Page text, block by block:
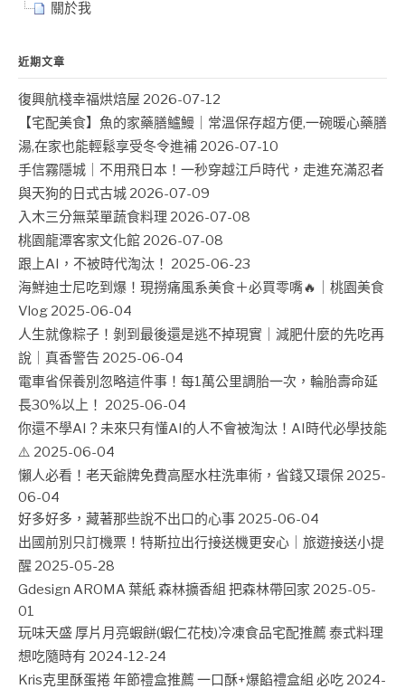
關於我
近期文章
復興航棧幸福烘焙屋 2026-07-12
【宅配美食】魚的家藥膳鱸鰻｜常溫保存超方便,一碗暖心藥膳
湯,在家也能輕鬆享受冬令進補 2026-07-10
手信霧隱城｜不用飛日本！一秒穿越江戶時代，走進充滿忍者
與天狗的日式古城 2026-07-09
入木三分無菜單蔬食料理 2026-07-08
桃園龍潭客家文化館 2026-07-08
跟上AI，不被時代淘汰！ 2025-06-23
海鮮迪士尼吃到爆！現撈痛風系美食＋必買零嘴🔥｜桃園美食
Vlog 2025-06-04
人生就像粽子！剝到最後還是逃不掉現實｜減肥什麼的先吃再
說｜真香警告 2025-06-04
電車省保養別忽略這件事！每1萬公里調胎一次，輪胎壽命延
長30%以上！ 2025-06-04
你還不學AI？未來只有懂AI的人不會被淘汰！AI時代必學技能
⚠️ 2025-06-04
懶人必看！老天爺牌免費高壓水柱洗車術，省錢又環保 2025-
06-04
好多好多，藏著那些說不出口的心事 2025-06-04
出國前別只訂機票！特斯拉出行接送機更安心｜旅遊接送小提
醒 2025-05-28
Gdesign AROMA 葉紙 森林擴香組 把森林帶回家 2025-05-
01
玩味天盛 厚片月亮蝦餅(蝦仁花枝)冷凍食品宅配推薦 泰式料理
想吃隨時有 2024-12-24
Kris克里酥蛋捲 年節禮盒推薦 一口酥+爆餡禮盒組 必吃 2024-